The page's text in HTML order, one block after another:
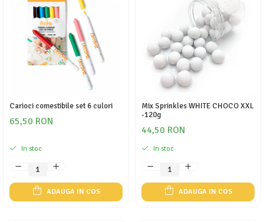
Carioci comestibile set 6 culori
65,50 RON
In stoc
ADAUGA IN COS
Mix Sprinkles WHITE CHOCO XXL
-120g
44,50 RON
In stoc
ADAUGA IN COS